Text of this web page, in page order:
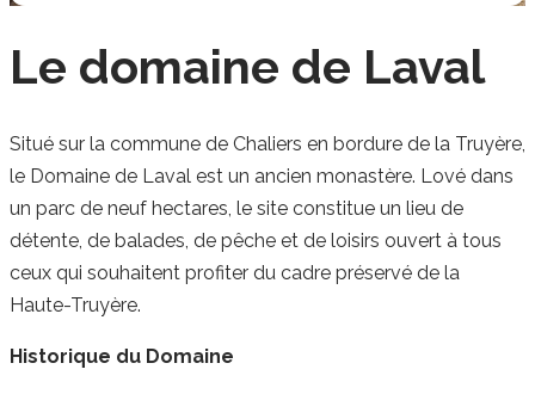
Le domaine de Laval
Situé sur la commune de Chaliers en bordure de la Truyère,
le Domaine de Laval est un ancien monastère. Lové dans
un parc de neuf hectares, le site constitue un lieu de
détente, de balades, de pêche et de loisirs ouvert à tous
ceux qui souhaitent profiter du cadre préservé de la
Haute-Truyère.
Historique du Domaine